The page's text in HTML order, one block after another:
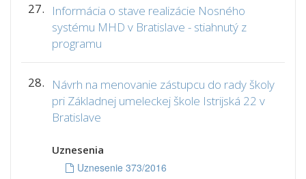
27.
Informácia o stave realizácie Nosného
systému MHD v Bratislave - stiahnutý z
programu
28.
Návrh na menovanie zástupcu do rady školy
pri Základnej umeleckej škole Istrijská 22 v
Bratislave
Uznesenia
Uznesenie 373/2016